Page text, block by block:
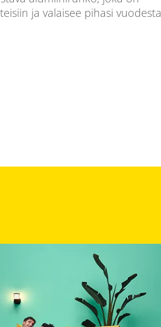
ja valaisee pihasi vuodesta